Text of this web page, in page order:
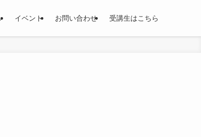
イベント お問い合わせ 受講生はこちら